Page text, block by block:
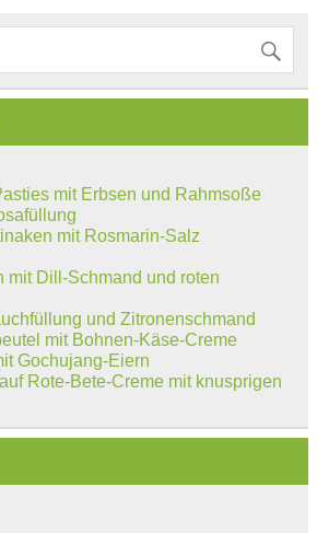
mit Erbsen und Rahmsoße
mit Rosmarin-Salz
mit Dill-Schmand und roten
und Zitronenschmand
mit Bohnen-Käse-Creme
Gochujang-Eiern
Rote-Bete-Creme mit knusprigen